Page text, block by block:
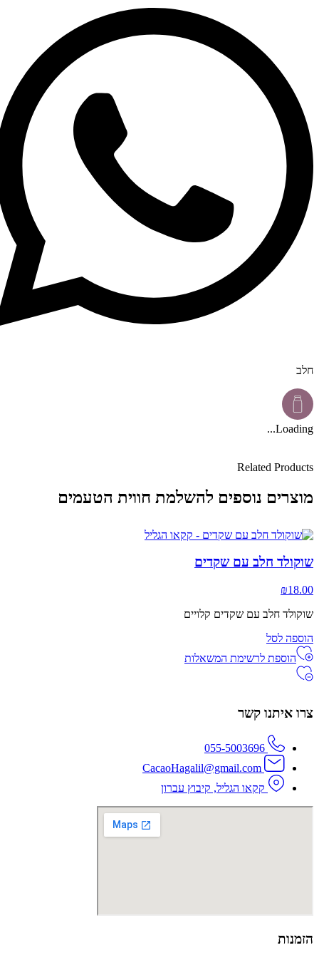
חלב
Loading...
Related Products
מוצרים נוספים להשלמת חווית הטעמים
שוקולד חלב עם שקדים
₪18.00
שוקולד חלב עם שקדים קלויים
הוספה לסל
הוספת לרשימת המשאלות
צרו איתנו קשר
055-5003696
CacaoHagalil@gmail.com
קקאו הגליל, קיבוץ עברון
הזמנות